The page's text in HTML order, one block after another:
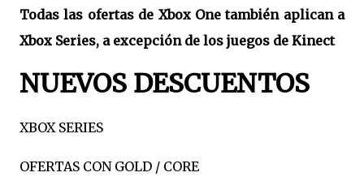
Todas las ofertas de Xbox One también aplican a
Xbox Series, a excepción de los juegos de Kinect
NUEVOS DESCUENTOS
XBOX SERIES
OFERTAS CON GOLD / CORE